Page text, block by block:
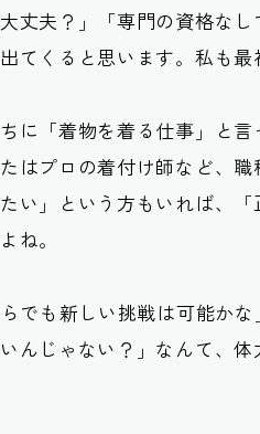
丈夫？」「専門の資格な
てくると思います。私も最
に「着物を着る仕事」と
はプロの着付け師など、
い」という方もいれば、
ね。
でも新しい挑戦は可能か
んじゃない？」なんて、